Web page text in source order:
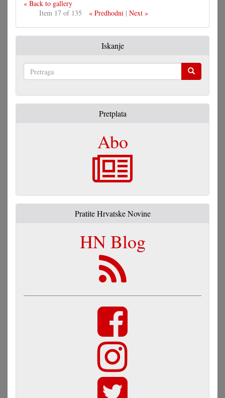
« Back to gallery
Item 17 of 135
« Predhodni| Next »
Iskanje
Pretplata
Abo
Pratite Hrvatske Novine
HN Blog